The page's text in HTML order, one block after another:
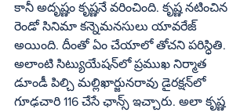
కానీ అదృష్ణం కృష్ణనే వరించింది. కృష్ణ నటించిన
రెండో సినిమా కన్నెమనసులు యావరేజ్‌
అయింది. దీంతో ఏం చేయాలో తోచని పరిస్ధితి.
అలాంటి సిట్యుయేషన్‌లో ప్రముఖ నిర్మాత
డూండీ పిల్చి మల్లిఖార్జునరావు డైరక్షన్‌లో
గూఢచారి 116 చేసే ఛాన్స్‌ ఇచ్చారు. అలా కృష్ణ